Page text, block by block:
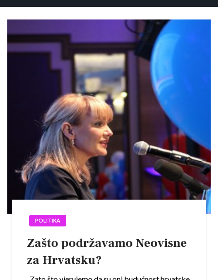
POLITIKA
Zašto podržavamo Neovisne
za Hrvatsku?